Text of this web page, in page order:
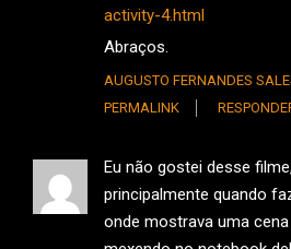
activity-4.html
Abraços.
AUGUSTO FERNANDES
PERMALINK
Eu não gostei desse
principalmente quando
onde mostrava uma